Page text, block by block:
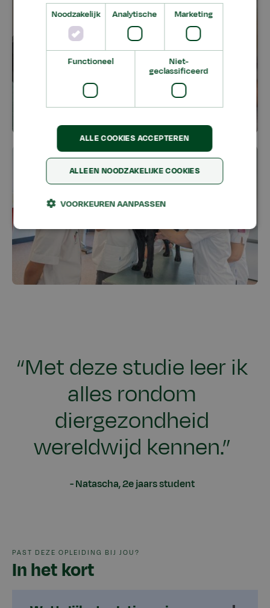
“Met deze studie leer ik
alles rondom
diergezondheid
wereldwijd kennen.”
Natascha, 2e jaars student
PAST DEZE OPLEIDING BIJ JOU?
In het kort
Noodzakelijk Analytische Marketing
Functioneel
Niet-
geclassificeerd
ALLE COOKIES ACCEPTEREN
ALLEEN NOODZAKELIJKE COOKIES
VOORKEUREN AANPASSEN